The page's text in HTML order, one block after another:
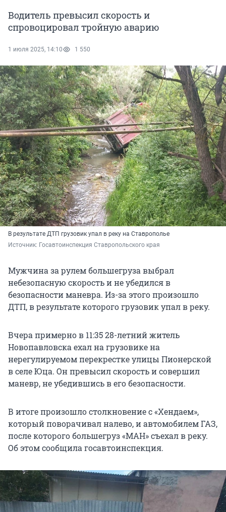
Водитель превысил скорость и
спровоцировал тройную аварию
1 июля 2025, 14:10 1 550
В результате ДТП грузовик упал в реку на Ставрополье
Источник: Госавтоинспекция Ставропольского края
Мужчина за рулем большегруза выбрал
небезопасную скорость и не убедился в
безопасности маневра. Из-за этого произошло
ДТП, в результате которого грузовик упал в реку.
Вчера примерно в 11:35 28-летний житель
Новопавловска ехал на грузовике на
нерегулируемом перекрестке улицы Пионерской
в селе Юца. Он превысил скорость и совершил
маневр, не убедившись в его безопасности.
В итоге произошло столкновение с «Хендаем»,
который поворачивал налево, и автомобилем ГАЗ,
после которого большегруз «МАН» съехал в реку.
Об этом сообщила госавтоинспекция.